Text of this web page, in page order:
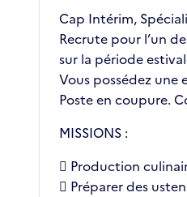
Cap Intérim,
Recrute pour l’un
sur la période
Vous possédez une
Poste en coupure.
MISSIONS :
 Production
 Préparer des